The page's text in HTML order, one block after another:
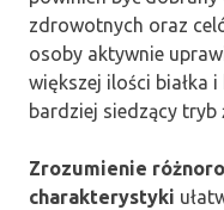
zdrowotnych oraz
osoby aktywnie
większej ilości białka
bardziej siedzący tryb
Zrozumienie
charakterystyki